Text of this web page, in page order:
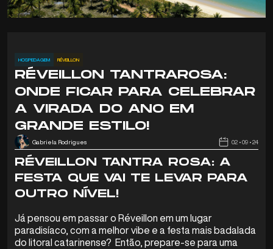
HOSPEDAGEM RÉVEILLON
RÉVEILLON TANTRAROSA:
ONDE FICAR PARA CELEBRAR
A VIRADA DO ANO EM
GRANDE ESTILO!
Gabriela Rodrigues 02 • 09 • 24
RÉVEILLON TANTRA ROSA: A
FESTA QUE VAI TE LEVAR PARA
OUTRO NÍVEL!
Já pensou em passar o Réveillon em um lugar
paradisíaco, com a melhor vibe e a festa mais badalada
do litoral catarinense? Então, prepare-se para uma